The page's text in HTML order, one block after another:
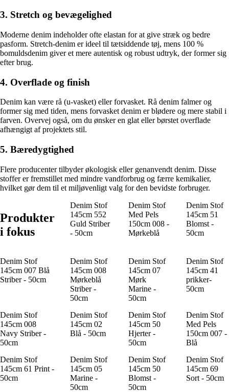
3. Stretch og bevægelighed
Moderne denim indeholder ofte elastan for at give stræk og bedre
pasform. Stretch-denim er ideel til tætsiddende tøj, mens 100 %
bomuldsdenim giver et mere autentisk og robust udtryk, der former sig
efter brug.
4. Overflade og finish
Denim kan være rå (u-vasket) eller forvasket. Rå denim falmer og
former sig med tiden, mens forvasket denim er blødere og mere stabil i
farven. Overvej også, om du ønsker en glat eller børstet overflade
afhængigt af projektets stil.
5. Bæredygtighed
Flere producenter tilbyder økologisk eller genanvendt denim. Disse
stoffer er fremstillet med mindre vandforbrug og færre kemikalier,
hvilket gør dem til et miljøvenligt valg for den bevidste forbruger.
Produkter
i fokus
Denim Stof
145cm 552
Guld Striber
- 50cm
Denim Stof
Med Pels
150cm 008 -
Mørkeblå
Denim Stof
145cm 51
Blomst -
50cm
Denim Stof
145cm 007 Blå
Striber - 50cm
Denim Stof
145cm 008
Mørkeblå
Striber -
50cm
Denim Stof
145cm 07
Mørk
Marine -
50cm
Denim Stof
145cm 41
prikker-
50cm
Denim Stof
145cm 008
Navy Striber -
50cm
Denim Stof
145cm 02
Blå - 50cm
Denim Stof
145cm 50
Hjerter -
50cm
Denim Stof
Med Pels
150cm 007 -
Blå
Denim Stof
145cm 61 Print -
50cm
Denim Stof
145cm 05
Marine -
50cm
Denim Stof
145cm 50
Blomst -
50cm
Denim Stof
145cm 69
Sort - 50cm